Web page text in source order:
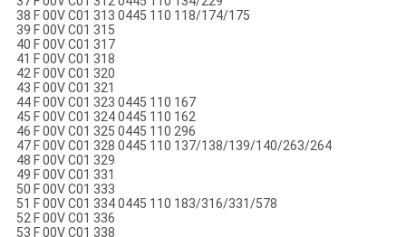
38 F 00V C01 313 0445 110 118/174/175
39 F 00V C01 315
40 F 00V C01 317
41 F 00V C01 318
42 F 00V C01 320
43 F 00V C01 321
44 F 00V C01 323 0445 110 167
45 F 00V C01 324 0445 110 162
46 F 00V C01 325 0445 110 296
47 F 00V C01 328 0445 110 137/138/139/140/263/264
48 F 00V C01 329
49 F 00V C01 331
50 F 00V C01 333
51 F 00V C01 334 0445 110 183/316/331/578
52 F 00V C01 336
53 F 00V C01 338